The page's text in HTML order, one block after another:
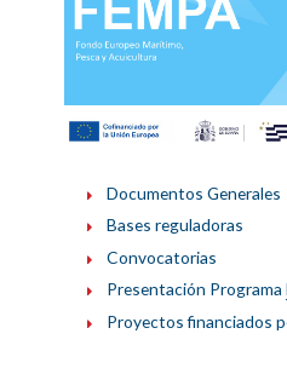
Documentos Generales
Bases reguladoras
Convocatorias
Presentación Programa
Proyectos financiados